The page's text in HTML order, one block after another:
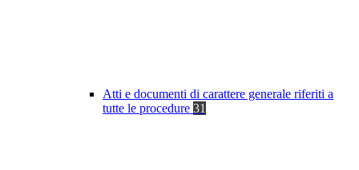
Atti e documenti di carattere generale riferiti a
tutte le procedure 31